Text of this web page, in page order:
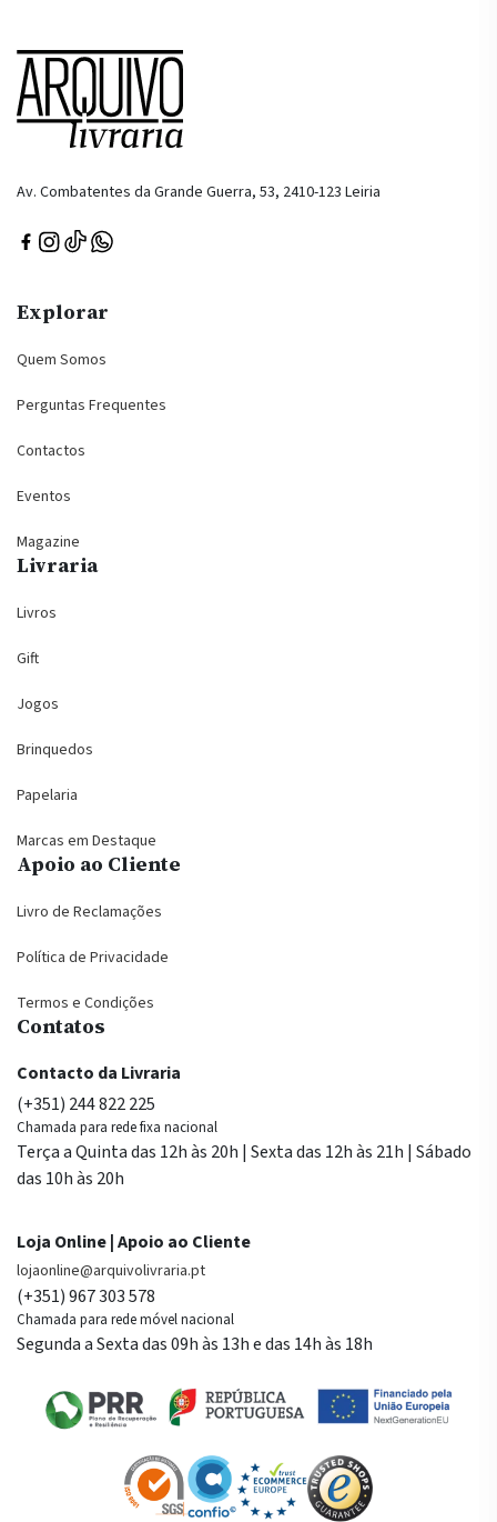
Av. Combatentes da Grande Guerra, 53, 2410-123 Leiria
Explorar
Quem Somos
Perguntas Frequentes
Contactos
Eventos
Magazine
Livraria
Livros
Gift
Jogos
Brinquedos
Papelaria
Marcas em Destaque
Apoio ao Cliente
Livro de Reclamações
Política de Privacidade
Termos e Condições
Contatos
Contacto da Livraria
(+351) 244 822 225
Chamada para rede fixa nacional
Terça a Quinta das 12h às 20h | Sexta das 12h às 21h | Sábado
das 10h às 20h
Loja Online | Apoio ao Cliente
lojaonline@arquivolivraria.pt
(+351) 967 303 578
Chamada para rede móvel nacional
Segunda a Sexta das 09h às 13h e das 14h às 18h